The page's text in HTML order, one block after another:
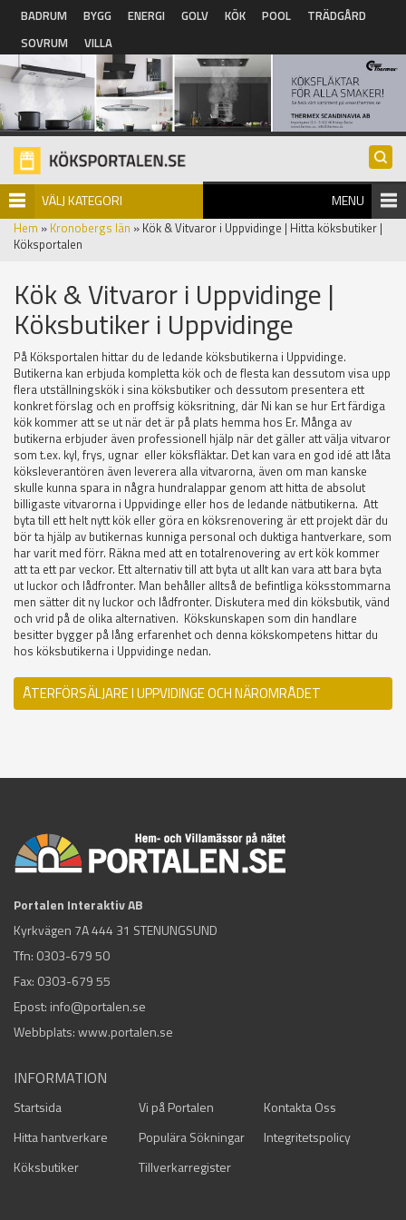
Hoppa till huvudinnehåll
BADRUM BYGG ENERGI GOLV KÖK POOL
TRÄDGÅRD
SOVRUM
VILLA
VÄLJ KATEGORI MENU
Hem » Kronobergs län » Kök & Vitvaror i Uppvidinge | Hitta köksbutiker |
Köksportalen
Kök & Vitvaror i Uppvidinge |
Köksbutiker i Uppvidinge
På Köksportalen hittar du de ledande köksbutikerna i Uppvidinge.
Butikerna kan erbjuda kompletta kök och de flesta kan dessutom visa upp
flera utställningskök i sina köksbutiker och dessutom presentera ett
konkret förslag och en proffsig köksritning, där Ni kan se hur Ert färdiga
kök kommer att se ut när det är på plats hemma hos Er. Många av
butikerna erbjuder även professionell hjälp när det gäller att välja vitvaror
som t.ex. kyl, frys, ugnar eller köksfläktar. Det kan vara en god idé att låta
köksleverantören även leverera alla vitvarorna, även om man kanske
skulle kunna spara in några hundralappar genom att hitta de absolut
billigaste vitvarorna i Uppvidinge eller hos de ledande nätbutikerna. Att
byta till ett helt nytt kök eller göra en köksrenovering är ett projekt där du
bör ta hjälp av butikernas kunniga personal och duktiga hantverkare, som
har varit med förr. Räkna med att en totalrenovering av ert kök kommer
att ta ett par veckor. Ett alternativ till att byta ut allt kan vara att bara byta
ut luckor och lådfronter. Man behåller alltså de befintliga köksstommarna
men sätter dit ny luckor och lådfronter. Diskutera med din köksbutik, vänd
och vrid på de olika alternativen. Kökskunskapen som din handlare
besitter bygger på lång erfarenhet och denna kökskompetens hittar du
hos köksbutikerna i Uppvidinge nedan.
ÅTERFÖRSÄLJARE I UPPVIDINGE OCH NÄROMRÅDET
Portalen Interaktiv AB
Kyrkvägen 7A 444 31 STENUNGSUND
Tfn: 0303-679 50
Fax: 0303-679 55
Epost: info@portalen.se
Webbplats: www.portalen.se
INFORMATION
Startsida Vi på Portalen
Kontakta Oss
Hitta hantverkare
Populära Sökningar
Integritetspolicy
Köksbutiker
Tillverkarregister